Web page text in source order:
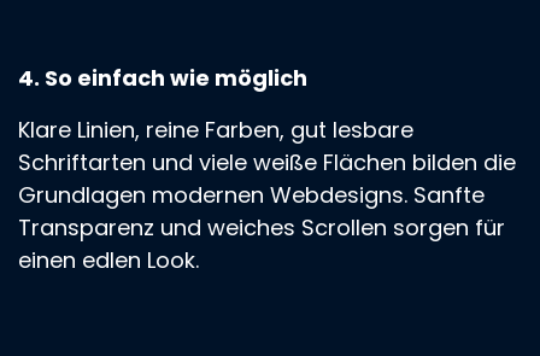
4. So einfach wie möglich
Klare Linien, reine Farben, gut lesbare
Schriftarten und viele weiße Flächen bilden die
Grundlagen modernen Webdesigns. Sanfte
Transparenz und weiches Scrollen sorgen für
einen edlen Look.